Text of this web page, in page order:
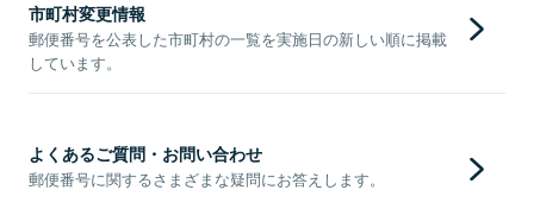
市町村変更情報
郵便番号を公表した市町村の一覧を実施日の新しい順に掲載
しています。
よくあるご質問・お問い合わせ
郵便番号に関するさまざまな疑問にお答えします。